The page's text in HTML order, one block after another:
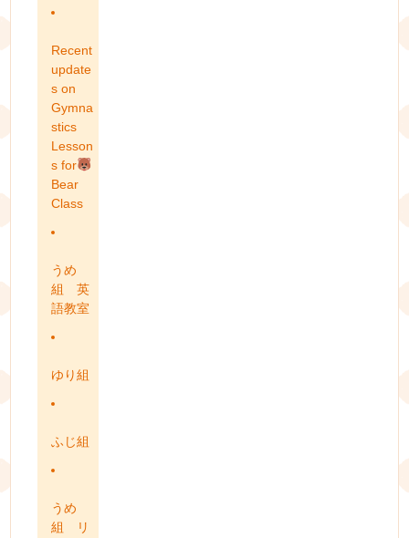
Recent
update
s on
Gymna
stics
Lesson
s for
Bear
Class
うめ
組 英
語教室
ゆり組
ふじ組
うめ
組 リ